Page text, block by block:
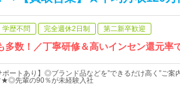
学歴不問 完全週休2日制 第二新卒歓迎
数！／丁寧研修＆高いインセン還元率
ポートあり】◎ブランド品などを”できるだけ高く”ご
★◎先輩の90％が未経験入社